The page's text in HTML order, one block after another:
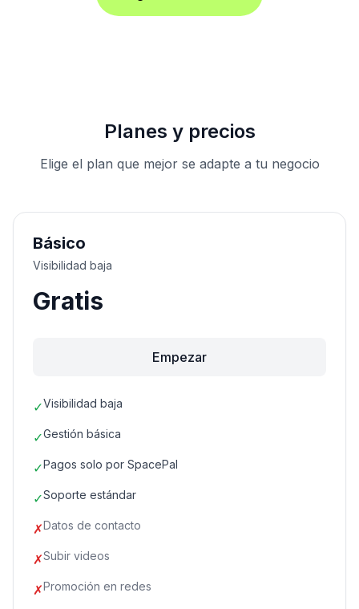
Planes y precios
Elige el plan que mejor se adapte a tu negocio
Básico
Visibilidad baja
Gratis
Empezar
✓Visibilidad baja
✓Gestión básica
✓Pagos solo por SpacePal
✓Soporte estándar
✗Datos de contacto
✗Subir videos
✗Promoción en redes